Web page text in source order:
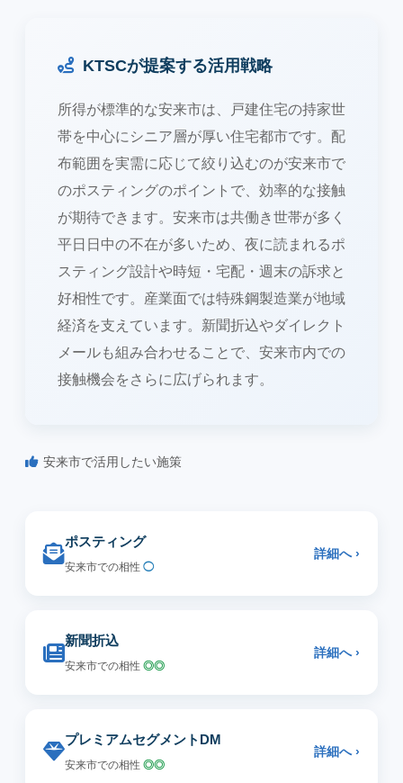
KTSCが提案する活用戦略
所得が標準的な安来市は、戸建住宅の持家世
帯を中心にシニア層が厚い住宅都市です。配
布範囲を実需に応じて絞り込むのが安来市で
のポスティングのポイントで、効率的な接触
が期待できます。安来市は共働き世帯が多く
平日日中の不在が多いため、夜に読まれるポ
スティング設計や時短・宅配・週末の訴求と
好相性です。産業面では特殊鋼製造業が地域
経済を支えています。新聞折込やダイレクト
メールも組み合わせることで、安来市内での
接触機会をさらに広げられます。
安来市で活用したい施策
ポスティング
安来市での相性 ◯
詳細へ ›
新聞折込
安来市での相性 ◎◎
詳細へ ›
プレミアムセグメントDM
安来市での相性 ◎◎
詳細へ ›